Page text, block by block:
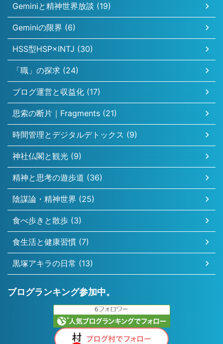
Geminiと精神世界放談 (19)
Geminiの限界 (6)
HSS型HSP×INTJ (30)
「職」の探求 (24)
ブログ運営と収益化 (17)
思索の断片｜Fragments (21)
時間管理とデジタルデトックス (9)
神社仏閣と観光 (9)
精神と思考の遊歩道 (36)
陰謀論・精神世界 (25)
食べ歩きと散歩 (3)
食生活と健康習慣 (7)
黒塚アキラの日常 (13)
ブログランキング参加中。